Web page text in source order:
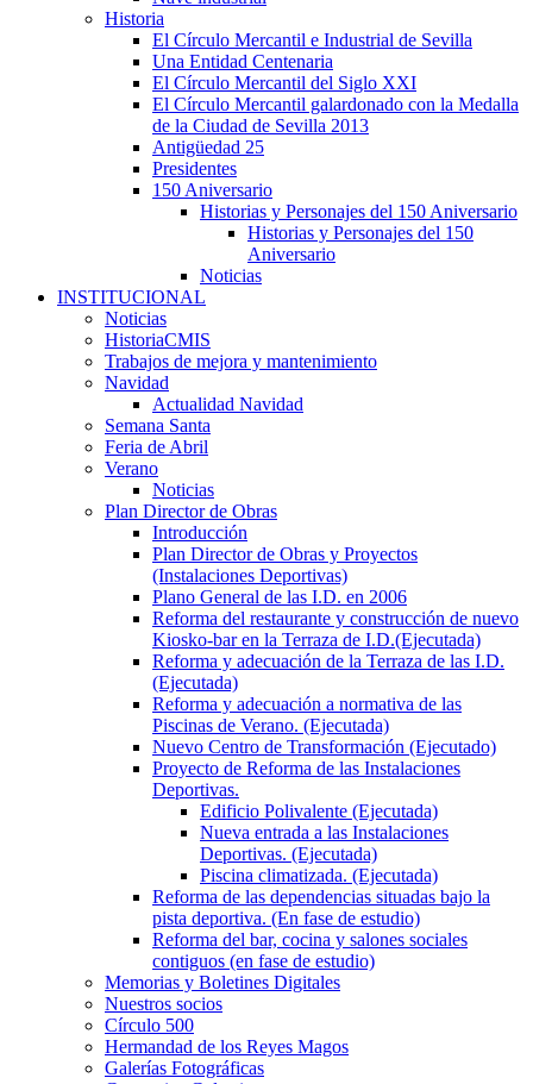
Historia
El Círculo Mercantil e Industrial de Sevilla
Una Entidad Centenaria
El Círculo Mercantil del Siglo XXI
El Círculo Mercantil galardonado con la Medalla
de la Ciudad de Sevilla 2013
Antigüedad 25
Presidentes
150 Aniversario
Historias y Personajes del 150 Aniversario
Historias y Personajes del 150
Aniversario
Noticias
INSTITUCIONAL
Noticias
HistoriaCMIS
Trabajos de mejora y mantenimiento
Navidad
Actualidad Navidad
Semana Santa
Feria de Abril
Verano
Noticias
Plan Director de Obras
Introducción
Plan Director de Obras y Proyectos
(Instalaciones Deportivas)
Plano General de las I.D. en 2006
Reforma del restaurante y construcción de nuevo
Kiosko-bar en la Terraza de I.D.(Ejecutada)
Reforma y adecuación de la Terraza de las I.D.
(Ejecutada)
Reforma y adecuación a normativa de las
Piscinas de Verano. (Ejecutada)
Nuevo Centro de Transformación (Ejecutado)
Proyecto de Reforma de las Instalaciones
Deportivas.
Edificio Polivalente (Ejecutada)
Nueva entrada a las Instalaciones
Deportivas. (Ejecutada)
Piscina climatizada. (Ejecutada)
Reforma de las dependencias situadas bajo la
pista deportiva. (En fase de estudio)
Reforma del bar, cocina y salones sociales
contiguos (en fase de estudio)
Memorias y Boletines Digitales
Nuestros socios
Círculo 500
Hermandad de los Reyes Magos
Galerías Fotográficas